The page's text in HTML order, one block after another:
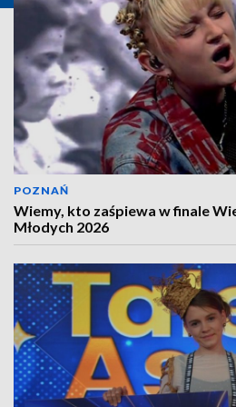
POZNAŃ
Wiemy, kto zaśpiewa w finale
Młodych 2026